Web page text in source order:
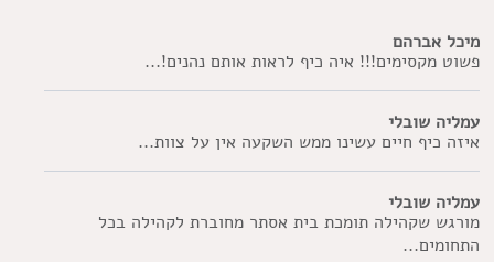
מיכל אברהם
פשוט מקסימים!!! איה כיף לראות אותם נהנים!...
עמליה שובלי
איזה כיף חיים עשינו ממש השקעה אין על צוות...
עמליה שובלי
מורגש שקהילה תומכת בית אסתר מחוברת לקהילה בכל
התחומים...